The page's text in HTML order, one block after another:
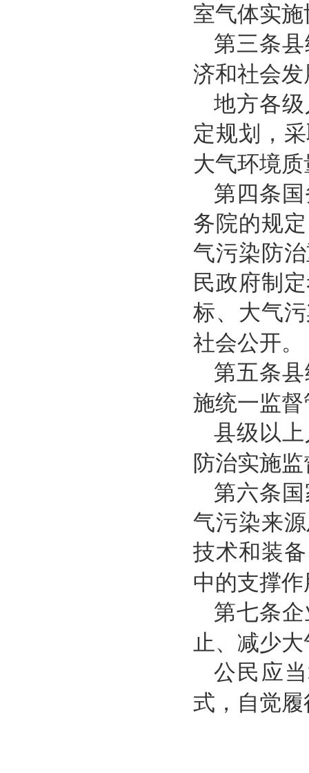
室气体实
第三条
济和社会
地方各
定规划，
大气环境
第四条
务院的规
气污染防
民政府制
标、大气
社会公开。
第五条
施统一监
县级以
防治实施
第六条
气污染来
技术和装
中的支撑
第七条
止、减少
公民应
式，自觉